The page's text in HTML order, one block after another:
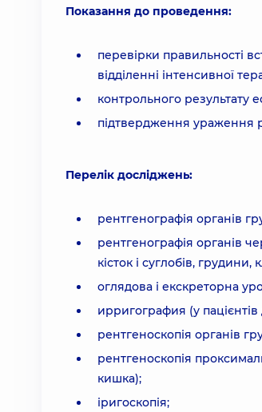
Показання до проведення:
перевірки правильності
відділенні інтенсивної
контрольного результату
підтвердження ураження
Перелік досліджень:
рентгенографія органів
рентгенографія органів
кісток і суглобів, грудини,
оглядова і екскреторна
ирригография (у пацієнтів
рентгеноскопія органів
рентгеноскопія
кишка);
іригоскопія;